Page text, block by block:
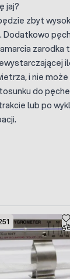
jaj?
zbyt
Dodatkowo
zarodka
i nie
do
lub po